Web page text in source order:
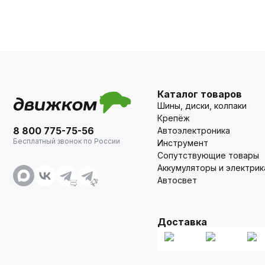
8 800 775-75-56
Бесплатный звонок по России
Каталог товаров
Шины, диски, колпаки
Крепёж
Автоэлектроника
Инструмент
Сопутствующие товары
Аккумуляторы и
Автосвет
Доставка